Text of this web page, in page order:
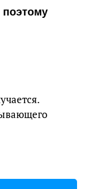
поэтому